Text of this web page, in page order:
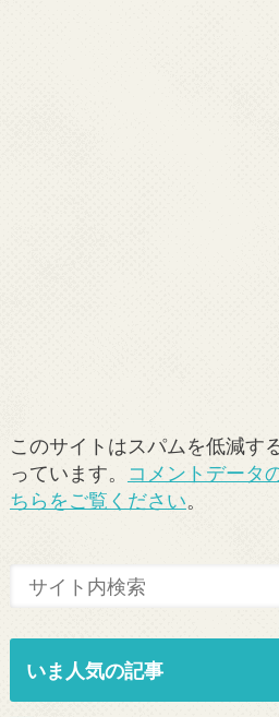
このサイトはスパムを低減す
っています。 コメントデータ
ちらをご覧ください。
いま人気の記事